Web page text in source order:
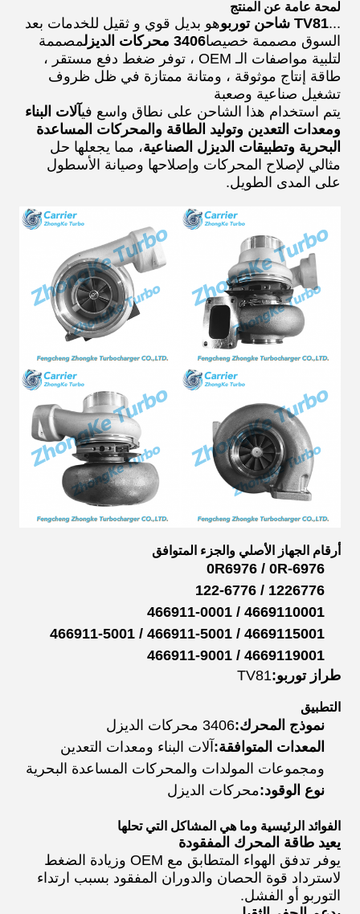
الوقودمحركات الديزل
لمحة عامة عن المنتج
...TV81 شاحن توربو
هو بديل قوي و ثقيل للخدمات بعد
السوق مصممة خصيصا3406 محركات الديزل
مصممة
لتلبية مواصفات الـ OEM ، توفر ضغط دفع مستقر ،
طاقة إنتاج موثوقة ، ومتانة ممتازة في ظل ظروف
تشغيل صناعية وصعبة
يتم استخدام هذا الشاحن على نطاق واسع فيآلات البناء
ومعدات التعدين وتوليد الطاقة والمحركات المساعدة
البحرية وتطبيقات الديزل الصناعية، مما يجعلها حل
مثالي لإصلاح المحركات وإصلاحها وصيانة الأسطول
على المدى الطويل.
أرقام الجهاز الأصلي والجزء المتوافق
0R6976 / 0R-6976
1226776 / 122-6776
4669110001 / 466911-0001
4669115001 / 466911-5001 / 466911-5001
4669119001 / 466911-9001
طراز توربو:TV81
التطبيق
نموذج المحرك:3406 محركات الديزل
المعدات المتوافقة: آلات البناء ومعدات التعدين
ومجموعات المولدات والمحركات المساعدة البحرية
نوع الوقود:محركات الديزل
الفوائد الرئيسية وما هي المشاكل التي تحلها
يعيد طاقة المحرك المفقودة
يوفر تدفق الهواء المتطابق مع OEM وزيادة الضغط
لاسترداد قوة الحصان والدوران المفقود بسبب ارتداء
التوربو أو الفشل.